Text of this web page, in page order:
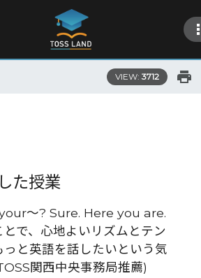
VIEW: 3712
た授業
〜? Sure. Here you are.
で、心地よいリズムとテン
と英語を話したいという気
関西中央事務局推薦)